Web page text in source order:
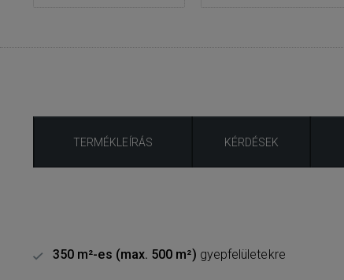
TERMÉKLEÍRÁS KÉRDÉSEK
350 m²-es (max. 500 m²) gyepfelületekre